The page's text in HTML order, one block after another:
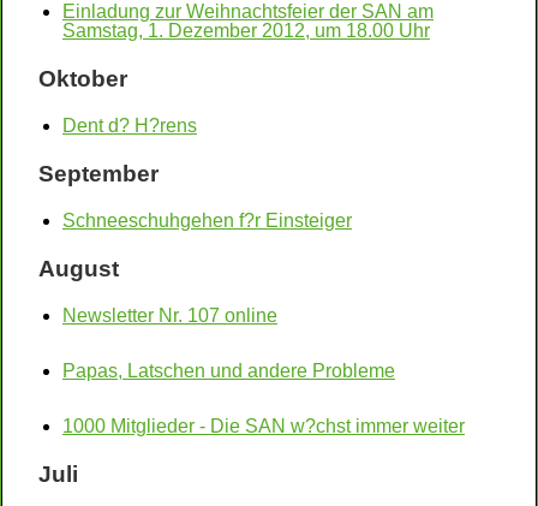
Einladung zur Weihnachtsfeier der SAN am
Samstag, 1. Dezember 2012, um 18.00 Uhr
Oktober
Dent d? H?rens
September
Schneeschuhgehen f?r Einsteiger
August
Newsletter Nr. 107 online
Papas, Latschen und andere Probleme
1000 Mitglieder - Die SAN w?chst immer weiter
Juli